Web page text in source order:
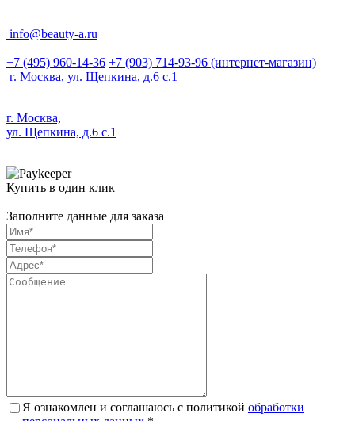
info@beauty-a.ru
+7 (495) 960-14-36 +7 (903) 714-93-96 (интернет-магазин)
г. Москва, ул. Щепкина, д.6 с.1
г. Москва,
ул. Щепкина, д.6 с.1
Купить в один клик
Заполните данные для заказа
Я ознакомлен и соглашаюсь с политикой обработки